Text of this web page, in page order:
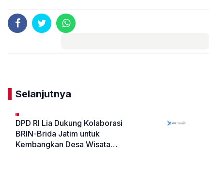
Selanjutnya
DPD RI Lia Dukung Kolaborasi
BRIN-Brida Jatim untuk
Kembangkan Desa Wisata